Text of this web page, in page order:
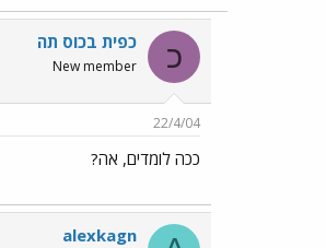
כ כפית בכוֹס תה
New member
22/4/04
ככה לומדים, אה?
alexkagn